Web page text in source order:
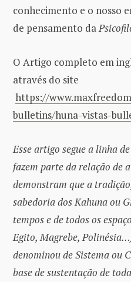
conhecimento e o nosso
de pensamento da
O Artigo completo em
através do site
https://
bulletins/huna-vistas-
Esse artigo segue a linha
fazem parte da relação de
demonstram que a
sabedoria dos Kahuna ou
tempos e de todos os
Egito, Magrebe,
denominou de Sistema ou
base de sustentação de